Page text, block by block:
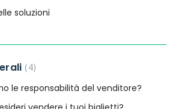
soluzioni
4
le responsabilità del venditore?